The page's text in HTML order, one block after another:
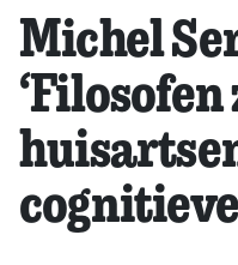
Michel